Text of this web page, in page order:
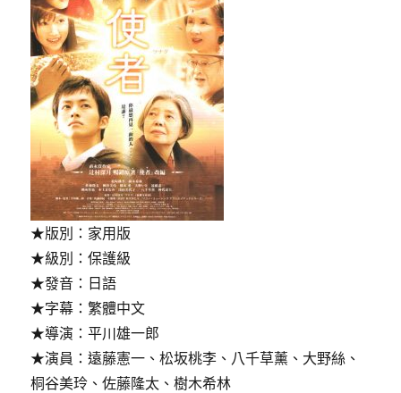
★版別：家用版
★級別：保護級
★發音：日語
★字幕：繁體中文
★導演：平川雄一郎
★演員：遠藤憲一、松坂桃李、八千草薰、大野絲、
桐谷美玲、佐藤隆太、樹木希林